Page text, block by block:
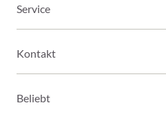
Service
Kontakt
Beliebt